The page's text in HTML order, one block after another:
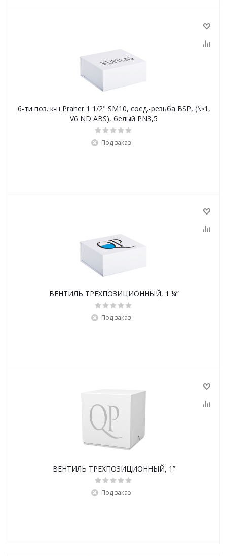
6-ти поз. к-н Praher 1 1/2" SM10, соед.-резьба BSP, (№1,
V6 ND ABS), белый PN3,5
Под заказ
ВЕНТИЛЬ ТРЕХПОЗИЦИОННЫЙ, 1 ¼”
Под заказ
ВЕНТИЛЬ ТРЕХПОЗИЦИОННЫЙ, 1”
Под заказ